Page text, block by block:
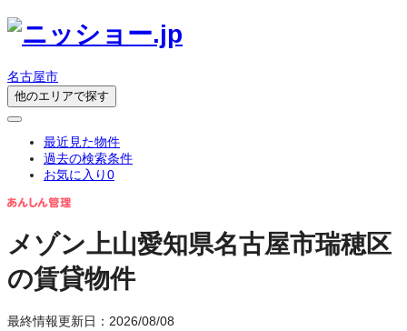
名古屋市
他のエリアで探す
最近見た物件
過去の検索条件
お気に入り0
メゾン上山愛知県名古屋市瑞穂区
の賃貸物件
最終情報更新日：2026/08/08